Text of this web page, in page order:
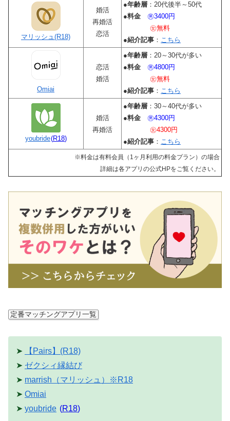
マリッシュ(R18)
婚活
再婚活
恋活
●年齢層 ：20代後半～50代
●料金
㊚3400円
㊛無料
●紹介記事 ： こちら
Omiai
恋活
婚活
●年齢層 ：20～30代が多い
●料金
㊚4800円
㊛無料
●紹介記事 ： こちら
youbride(R18)
婚活
再婚活
●年齢層 ：30～40代が多い
●料金
㊚4300円
㊛4300円
●紹介記事 ： こちら
※料金は有料会員（1ヶ月利用の料金プラン）の場合
詳細は各アプリの公式HPをご覧ください。
定番マッチングアプリ一覧
➤
【Pairs】(R18)
➤ ゼクシィ縁結び
➤ marrish（マリッシュ）※R18
➤ Omiai
➤ youbride (R18)